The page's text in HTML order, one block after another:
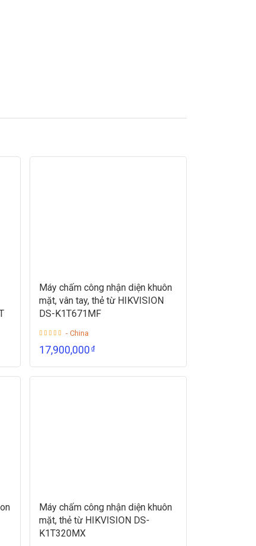
Máy chấm công nhận diện khuôn
mặt, vân tay, thẻ từ HIKVISION
DS-K1T671MF
- China
17,900,000₫
Máy chấm công nhận diện khuôn
mặt, thẻ từ HIKVISION DS-
K1T320MX